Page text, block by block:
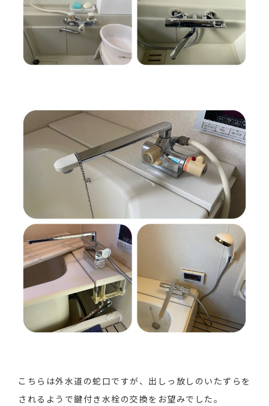
こちらは外水道の蛇口ですが、出しっ放しのいたずらを
されるようで鍵付き水栓の交換をお望みでした。